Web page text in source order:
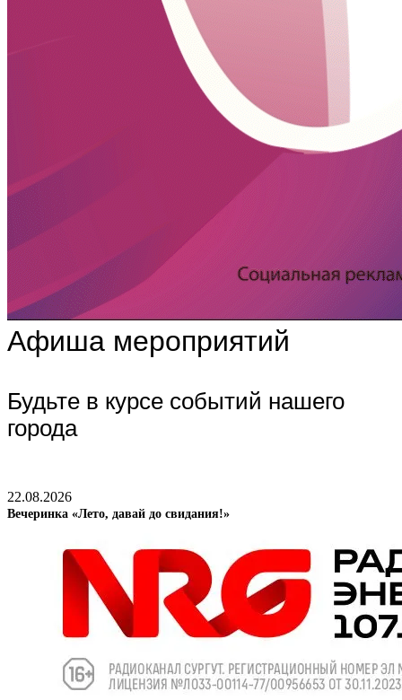
Афиша мероприятий
Будьте в курсе событий нашего
города
22.08.2026
Вечеринка «Лето, давай до свидания!»